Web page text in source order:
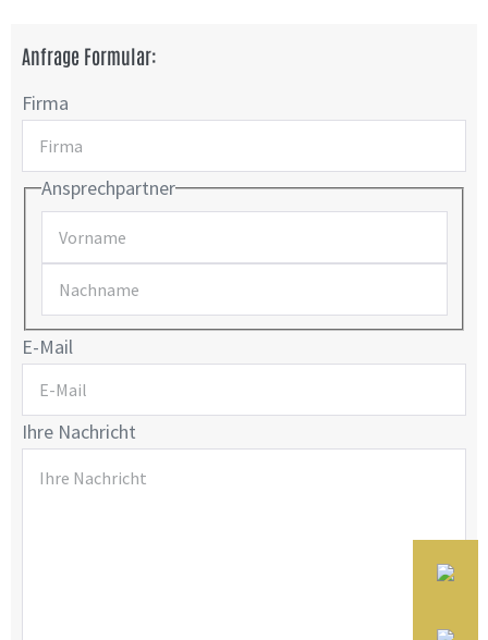
Anfrage Formular:
Firma
Ansprechpartner
E-Mail
Ihre Nachricht